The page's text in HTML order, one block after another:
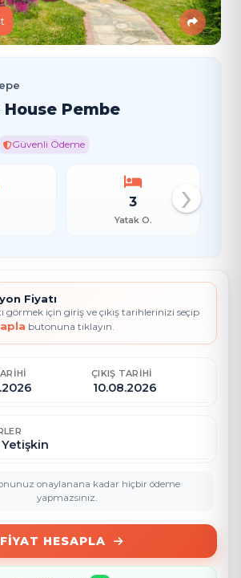
House Pembe
Güvenli Ödeme
3
Yatak O. ›
Fiyatı
görmek için giriş ve çıkış tarihlerinizi seçip
butonuna tıklayın.
ÇIKIŞ TARIHI
Yetişkin
onaylanana kadar hiçbir ödeme
yapmazsınız.
FIYAT HESAPLA